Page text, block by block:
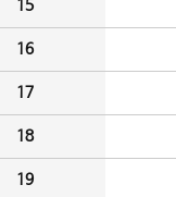
15
16
17
18
19